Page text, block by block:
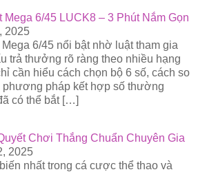
6/45 LUCK8 – 3 Phút Nắm Gọn
2025
6/45 nổi bật nhờ luật tham gia
trả thưởng rõ ràng theo nhiều hạng
cần hiểu cách chọn bộ 6 số, cách so
phương pháp kết hợp số thường
có thể bắt […]
Chơi Thắng Chuẩn Chuyên Gia
2025
nhất trong cá cược thể thao và